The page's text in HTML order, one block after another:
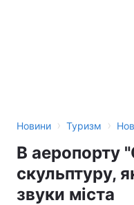
Новини › Туризм ›
В аеропорту
скульптуру,
звуки міста